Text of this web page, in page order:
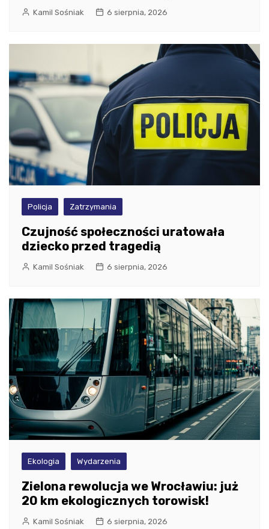
Kamil Sośniak 6 sierpnia, 2026
Policja Zatrzymania
Czujność społeczności uratowała
dziecko przed tragedią
Kamil Sośniak 6 sierpnia, 2026
Ekologia Wydarzenia
Zielona rewolucja we Wrocławiu: już
20 km ekologicznych torowisk!
Kamil Sośniak 6 sierpnia, 2026